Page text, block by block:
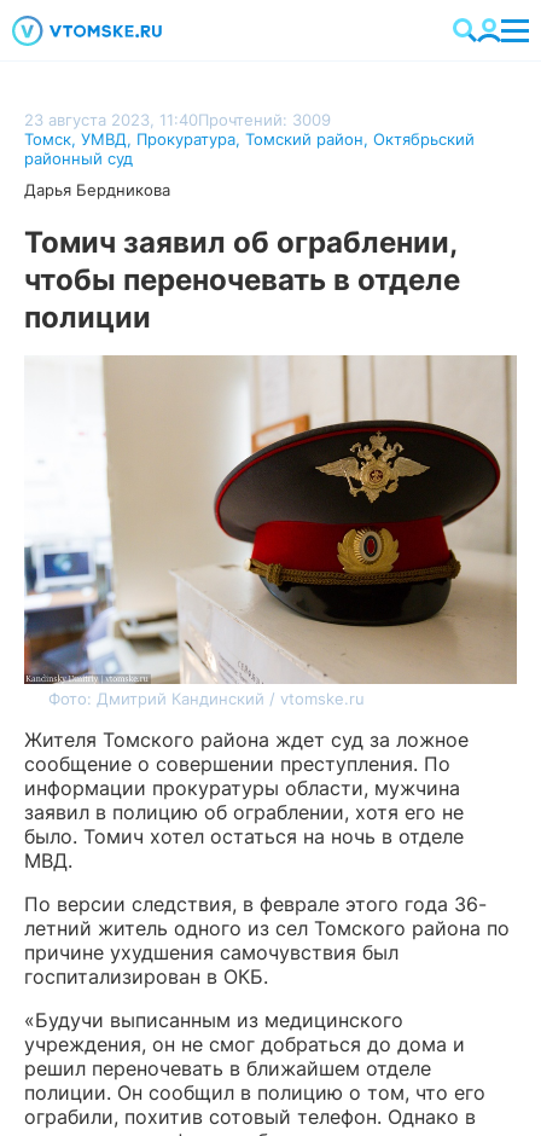
23 августа 2023, 11:40Прочтений: 3009
Томск, УМВД, Прокуратура, Томский район, Октябрьский
районный суд
Дарья Бердникова
Томич заявил об ограблении,
чтобы переночевать в отделе
полиции
Фото: Дмитрий Кандинский / vtomske.ru
Жителя Томского района ждет суд за ложное
сообщение о совершении преступления. По
информации прокуратуры области, мужчина
заявил в полицию об ограблении, хотя его не
было. Томич хотел остаться на ночь в отделе
МВД.
По версии следствия, в феврале этого года 36-
летний житель одного из сел Томского района по
причине ухудшения самочувствия был
госпитализирован в ОКБ.
«Будучи выписанным из медицинского
учреждения, он не смог добраться до дома и
решил переночевать в ближайшем отделе
полиции. Он сообщил в полицию о том, что его
ограбили, похитив сотовый телефон. Однако в